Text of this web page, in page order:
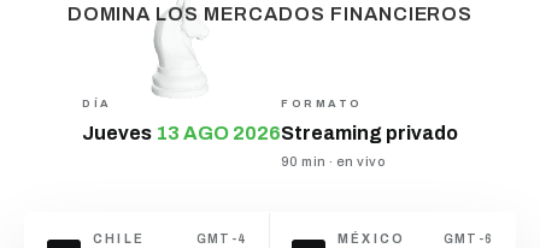
DOMINA LOS MERCADOS FINANCIEROS
DÍA
Jueves 13 AGO 2026
FORMATO
Streaming privado
90 min · en vivo
CHILE
GMT-4
MÉXICO GMT-6